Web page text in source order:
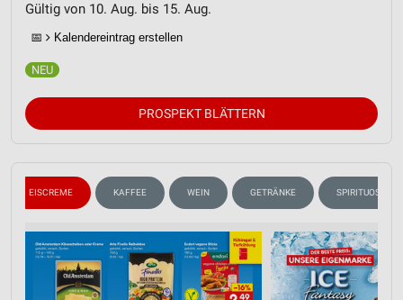
Gültig von 10. Aug. bis 15. Aug.
📅 Kalendereintrag erstellen
PROSPEKT BLÄTTERN
EISCREME KAFFEE WEIN GETRÄNKE SPIRITUOSEN